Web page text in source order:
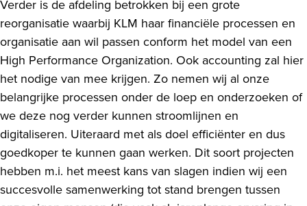
Verder is de afdeling betrokken bij een grote
reorganisatie waarbij KLM haar financiële processen en
organisatie aan wil passen conform het model van een
High Performance Organization. Ook accounting zal hier
het nodige van mee krijgen. Zo nemen wij al onze
belangrijke processen onder de loep en onderzoeken of
we deze nog verder kunnen stroomlijnen en
digitaliseren. Uiteraard met als doel efficiënter en dus
goedkoper te kunnen gaan werken. Dit soort projecten
hebben m.i. het meest kans van slagen indien wij een
succesvolle samenwerking tot stand brengen tussen